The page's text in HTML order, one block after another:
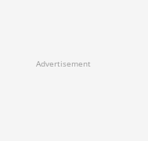
Advertisement